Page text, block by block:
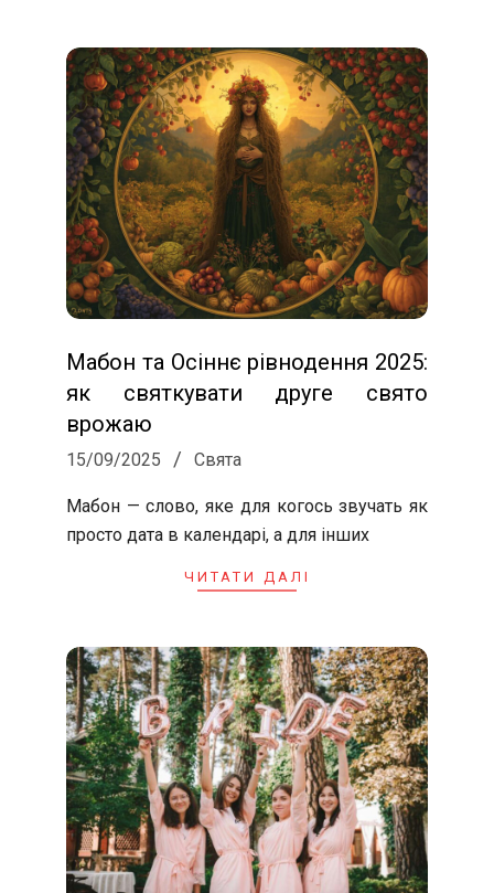
Мабон та Осіннє рівнодення 2025:
як святкувати друге свято
врожаю
2025-
15
15/09/2025 Свята
Мабон — слово, яке для когось звучать як
просто дата в календарі, а для інших
ЧИТАТИ ДАЛІ